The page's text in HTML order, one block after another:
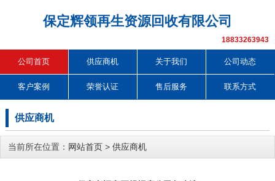
保定辉领再生资源回收有限公司
18833263943
公司首页 供应商机 关于我们 公司动态
客户案例 荣誉认证 售后服务 联系方式
供应商机
当前所在位置： 网站首页 > 供应商机